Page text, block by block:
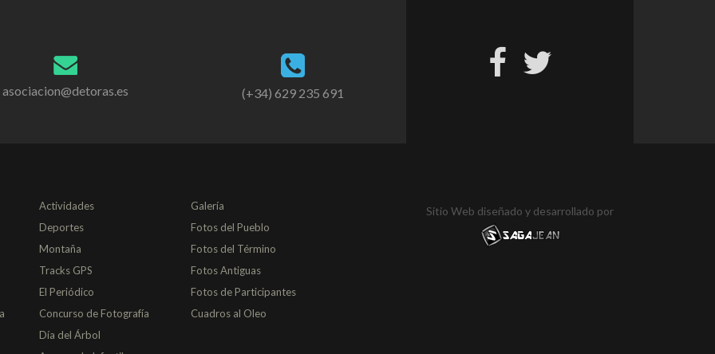
asociacion@detoras.es (+34) 629 235 691
Actividades
Deportes
Montaña
Tracks GPS
El Periódico
Concurso de Fotografía
Día del Árbol
Galería
Fotos del Pueblo
Fotos del Término
Fotos Antiguas
Fotos de Participantes
Cuadros al Oleo
Sitio Web diseñado y desarrollado por